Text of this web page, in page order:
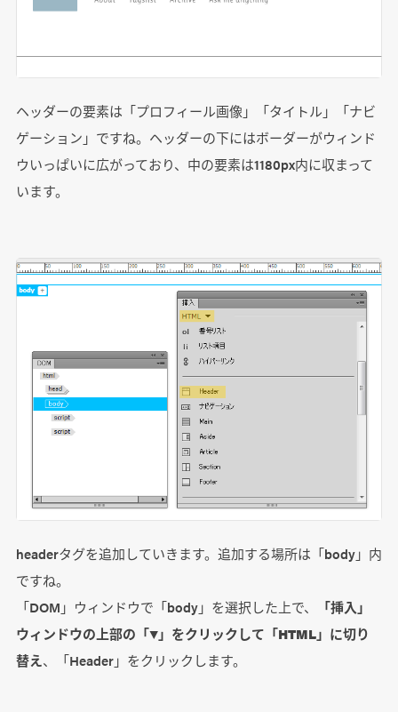
ヘッダーの要素は「プロフィール画像」「タイトル」「ナビ
ゲーション」ですね。ヘッダーの下にはボーダーがウィンド
ウいっぱいに広がっており、中の要素は1180px内に収まって
います。
headerタグを追加していきます。追加する場所は「body」内
ですね。
「DOM」ウィンドウで「body」を選択した上で、
「挿入」
ウィンドウの上部の「▼」をクリックして「HTML」に切り
替え、「Header」をクリックします。